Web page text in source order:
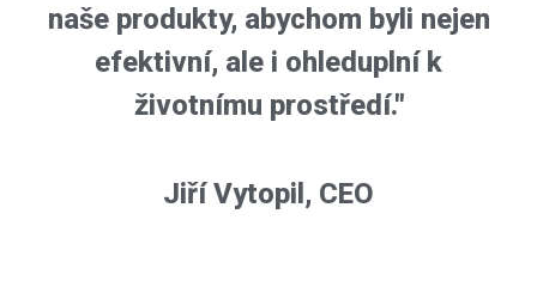
naše produkty, abychom byli nejen
efektivní, ale i ohleduplní k
životnímu prostředí."
Jiří Vytopil, CEO